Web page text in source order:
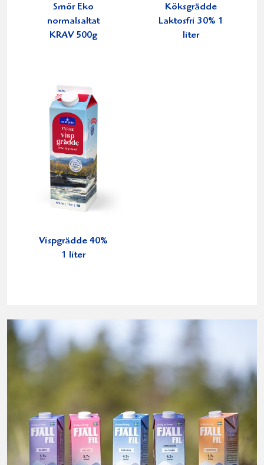
Smör Eko
normalsaltat
KRAV 500g
Köksgrädde
Laktosfri 30% 1
liter
Vispgrädde 40%
1 liter